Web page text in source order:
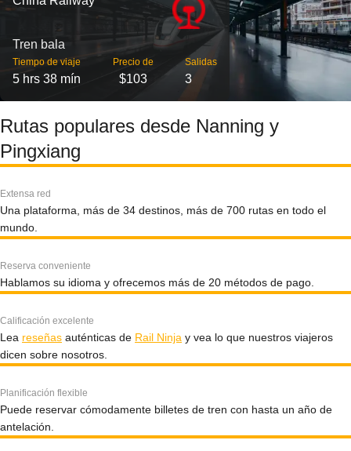
Tren bala
Tiempo de viaje
5 hrs 38 mín
Precio de
$103
Salidas
3
Rutas populares desde Nanning y
Pingxiang
Extensa red
Una plataforma, más de 34 destinos, más de 700 rutas en todo el
mundo.
Reserva conveniente
Hablamos su idioma y ofrecemos más de 20 métodos de pago.
Calificación excelente
Lea reseñas auténticas de Rail Ninja y vea lo que nuestros viajeros
dicen sobre nosotros.
Planificación flexible
Puede reservar cómodamente billetes de tren con hasta un año de
antelación.